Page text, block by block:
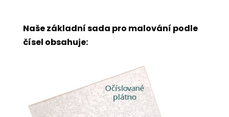
Naše základní sada pro malování podle
čísel obsahuje: